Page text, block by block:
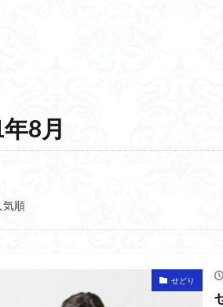
8月
気順
せどり